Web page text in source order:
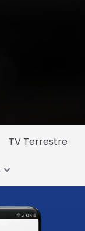
TV Terrestre